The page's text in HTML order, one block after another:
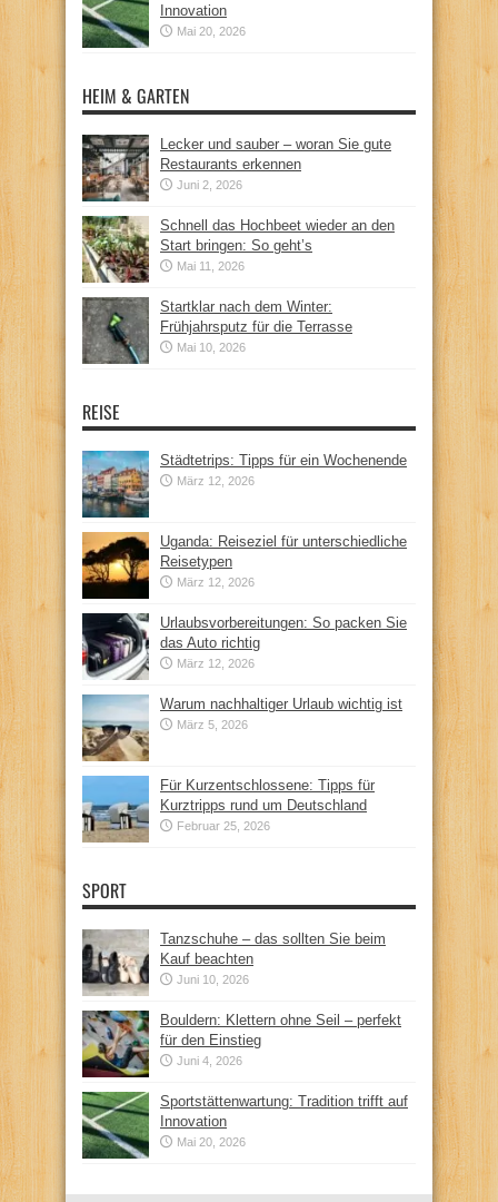
Innovation
Mai 20, 2026
HEIM & GARTEN
Lecker und sauber – woran Sie gute
Restaurants erkennen
Juni 2, 2026
Schnell das Hochbeet wieder an den
Start bringen: So geht’s
Mai 11, 2026
Startklar nach dem Winter:
Frühjahrsputz für die Terrasse
Mai 10, 2026
REISE
Städtetrips: Tipps für ein Wochenende
März 12, 2026
Uganda: Reiseziel für unterschiedliche
Reisetypen
März 12, 2026
Urlaubsvorbereitungen: So packen Sie
das Auto richtig
März 12, 2026
Warum nachhaltiger Urlaub wichtig ist
März 5, 2026
Für Kurzentschlossene: Tipps für
Kurztripps rund um Deutschland
Februar 25, 2026
SPORT
Tanzschuhe – das sollten Sie beim
Kauf beachten
Juni 10, 2026
Bouldern: Klettern ohne Seil – perfekt
für den Einstieg
Juni 4, 2026
Sportstättenwartung: Tradition trifft auf
Innovation
Mai 20, 2026